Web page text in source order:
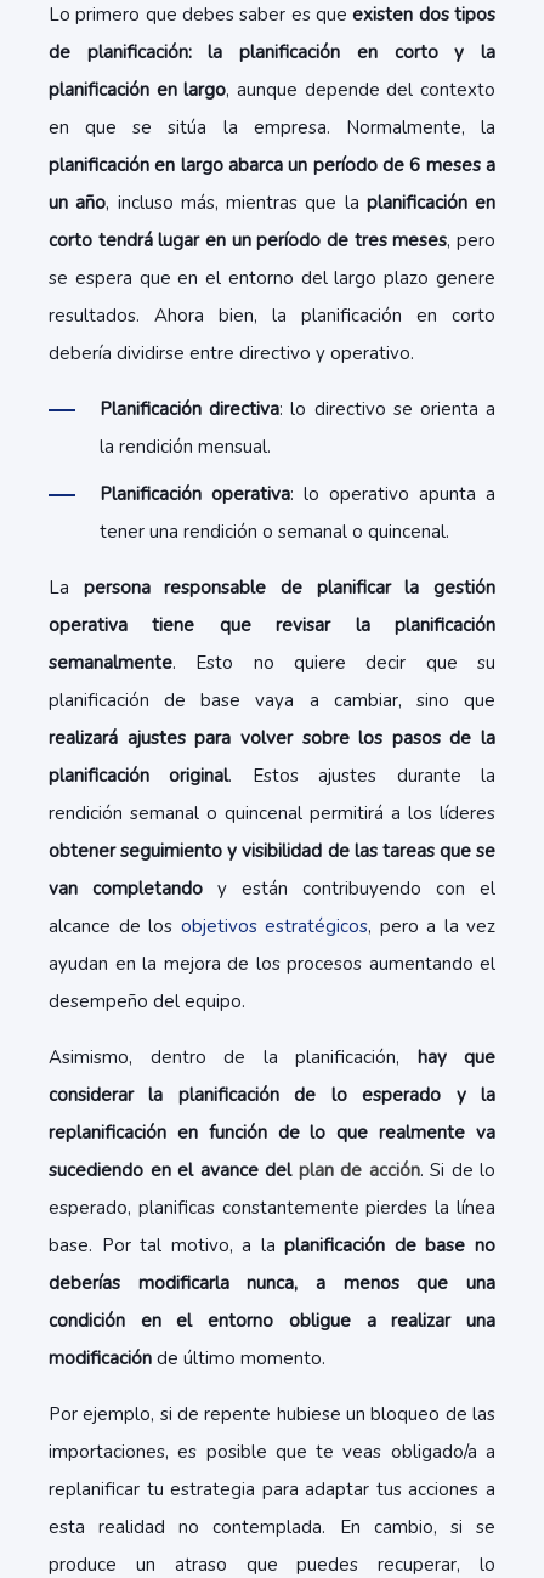
Lo primero que debes saber es queexisten dos tipos
de planificación: la planificación en corto y la
planificación en largo, aunque depende del contexto
en que se sitúa la empresa. Normalmente, la
planificación en largo abarca un período de 6 meses a
un año, incluso más, mientras que la planificación en
corto tendrá lugar en un período de tres meses, pero
se espera que en el entorno del largo plazo genere
resultados. Ahora bien, la planificación en corto
debería dividirse entre directivo y operativo.
Planificación directiva: lo directivo se orienta a
la rendición mensual.
Planificación operativa: lo operativo apunta a
tener una rendición o semanal o quincenal.
La persona responsable de planificar la gestión
operativa tiene que revisar la planificación
semanalmente. Esto no quiere decir que su
planificación de base vaya a cambiar, sino que
realizará ajustes para volver sobre los pasos de la
planificación original. Estos ajustes durante la
rendición semanal o quincenal permitirá a los líderes
obtener seguimiento y visibilidad de las tareas que se
van completando y están contribuyendo con el
alcance de los objetivos estratégicos, pero a la vez
ayudan en la mejora de los procesos aumentando el
desempeño del equipo.
Asimismo, dentro de la planificación, hay que
considerar la planificación de lo esperado y la
replanificación en función de lo que realmente va
sucediendo en el avance del plan de acción. Si de lo
esperado, planificas constantemente pierdes la línea
base. Por tal motivo, a laplanificación de base no
deberías modificarla nunca, a menos que una
condición en el entorno obligue a realizar una
modificación de último momento.
Por ejemplo, si de repente hubiese un bloqueo de las
importaciones, es posible que te veas obligado/a a
replanificar tu estrategia para adaptar tus acciones a
esta realidad no contemplada. En cambio, si se
produce un atraso que puedes recuperar, lo